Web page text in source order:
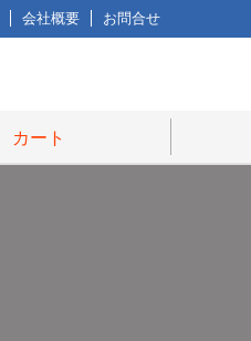
会社概要 お問合せ
カート